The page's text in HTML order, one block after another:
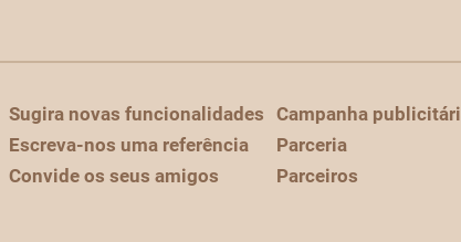
Sugira novas funcionalidades
Escreva-nos uma referência
Convide os seus amigos
Campanha
Parceria
Parceiros